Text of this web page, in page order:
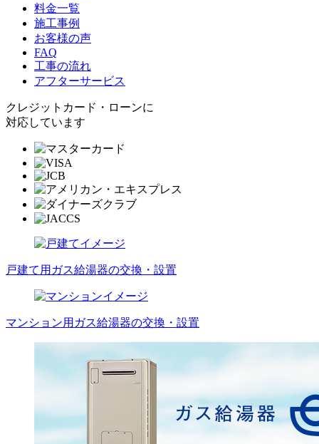
料金一覧
施工事例
お客様の声
FAQ
工事の流れ
アフターサービス
クレジットカード・ローンに
対応しています
戸建て用ガス給湯器の交換・設置
マンション用ガス給湯器の交換・設置